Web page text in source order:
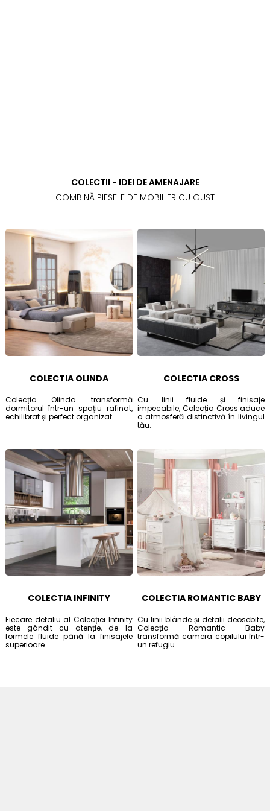
COLECTII - IDEI DE AMENAJARE
COMBINĂ PIESELE DE MOBILIER CU GUST
COLECTIA OLINDA
Colecția Olinda transformă
dormitorul într-un spațiu rafinat,
echilibrat și perfect organizat.
COLECTIA CROSS
Cu linii fluide și finisaje
impecabile, Colecția Cross aduce
o atmosferă distinctivă în livingul
tău.
COLECTIA INFINITY
Fiecare detaliu al Colecției Infinity
este gândit cu atenție, de la
formele fluide până la finisajele
superioare.
COLECTIA ROMANTIC BABY
Cu linii blânde și detalii deosebite,
Colecția Romantic Baby
transformă camera copilului într-
un refugiu.